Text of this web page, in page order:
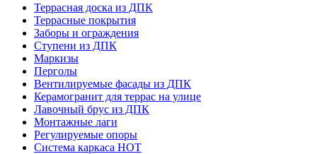
Террасная доска из ДПК
Террасные покрытия
Заборы и ограждения
Ступени из ДПК
Маркизы
Перголы
Вентилируемые фасады из ДПК
Керамогранит для террас на улице
Лавочный брус из ДПК
Монтажные лаги
Регулируемые опоры
Система каркаса НОТ